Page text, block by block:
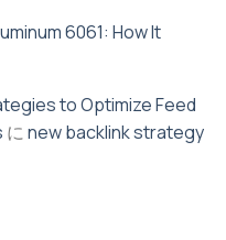
6061: How It
to Optimize Feed
にnew backlink strategy